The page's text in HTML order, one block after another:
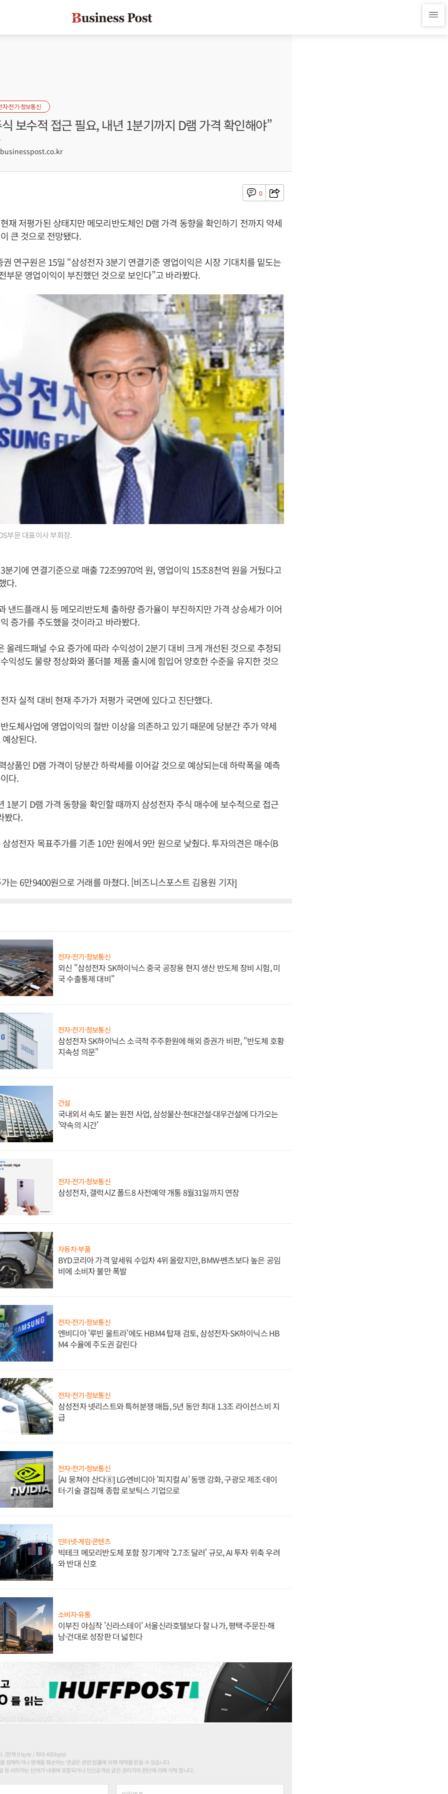
자·전기·정보통신
보수적 접근 필요, 내년 1분기까지 D램 가격 확인해야”
0
재 저평가된 상태지만 메모리반도체인 D램 가격 동향을 확인하기 전까지 약세
큰 것으로 전망됐다.
연구원은 15일 “삼성전자 3분기 연결기준 영업이익은 시장 기대치를 밑도는
부문 영업이익이 부진했던 것으로 보인다”고 바라봤다.
부문 대표이사 부회장.
분기에 연결기준으로 매출 72조9970억 원, 영업이익 15조8천억 원을 거뒀다고
다.
낸드플래시 등 메모리반도체 출하량 증가율이 부진하지만 가격 상승세가 이어
증가를 주도했을 것이라고 바라봤다.
올레드패널 수요 증가에 따라 수익성이 2분기 대비 크게 개선된 것으로 추정되
익성도 물량 정상화와 폴더블 제품 출시에 힘입어 양호한 수준을 유지한 것으
자 실적 대비 현재 주가가 저평가 국면에 있다고 진단했다.
도체사업에 영업이익의 절반 이상을 의존하고 있기 때문에 당분간 주가 약세
상된다.
상품인 D램 가격이 당분간 하락세를 이어갈 것으로 예상되는데 하락폭을 예측
다.
1분기 D램 가격 동향을 확인할 때까지 삼성전자 주식 매수에 보수적으로 접근
봤다.
성전자 목표주가를 기존 10만 원에서 9만 원으로 낮췄다. 투자의견은 매수(B
는 6만9400원으로 거래를 마쳤다. [비즈니스포스트 김용원 기자]
전자·전기·정보통신
외신 "삼성전자 SK하이닉스 중국 공장용 현지 생산 반도체 장비 시험, 미
국 수출통제 대비"
전자·전기·정보통신
삼성전자 SK하이닉스 소극적 주주환원에 해외 증권가 비판, "반도체 호황
지속성 의문"
건설
국내외서 속도 붙는 원전 사업, 삼성물산·현대건설·대우건설에 다가오는
'약속의 시간'
전자·전기·정보통신
삼성전자, 갤럭시Z 폴드8 사전예약 개통 8월31일까지 연장
자동차·부품
BYD코리아 가격 앞세워 수입차 4위 올랐지만, BMW·벤츠보다 높은 공임
비에 소비자 불만 폭발
전자·전기·정보통신
엔비디아 '루빈 울트라'에도 HBM4 탑재 검토, 삼성전자·SK하이닉스 HB
M4 수율에 주도권 갈린다
전자·전기·정보통신
삼성전자 넷리스트와 특허분쟁 매듭, 5년 동안 최대 1.3조 라이선스비 지
급
전자·전기·정보통신
[AI 뭉쳐야 산다⑧] LG·엔비디아 '피지컬 AI' 동맹 강화, 구광모 제조·데이
터·기술 결집해 종합 로보틱스 기업으로
인터넷·게임·콘텐츠
빅테크 메모리반도체 포함 장기계약 '2.7조 달러' 규모, AI 투자 위축 우려
와 반대 신호
소비자·유통
이부진 야심작 '신라스테이' 서울신라호텔보다 잘 나가, 평택·주문진·해
남·건대로 성장판 더 넓힌다
. (현재 0 byte / 최대 400byte)
침해하거나 명예를 훼손하는 댓글은 관련 법률에 의해 제재를 받을 수 있습니다.
등 비하하는 단어가 내용에 포함되거나 인신공격성 글은 관리자의 판단에 의해 삭제 합니다.